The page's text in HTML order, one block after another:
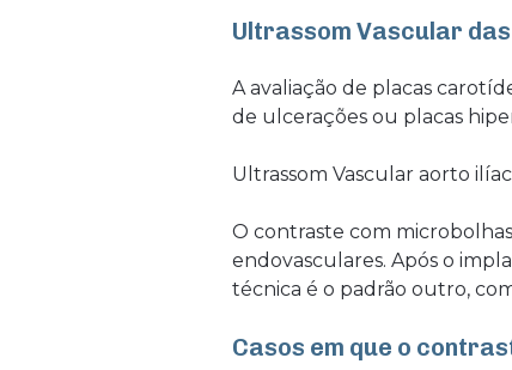
Ultrassom Vascular
A avaliação de placas
de ulcerações ou placas
Ultrassom Vascular aorto
O contraste com
endovasculares. Após o
técnica é o padrão outro,
Casos em que o